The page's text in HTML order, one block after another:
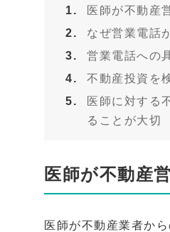
医師が不動産
なぜ営業電話
営業電話への
不動産投資を
医師に対する
ることが大切
医師が不動産
医師が不動産業者か